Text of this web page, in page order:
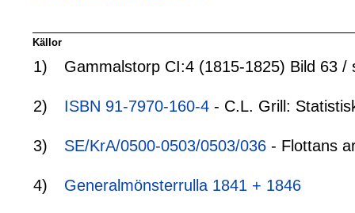
Källor
1) Gammalstorp CI:4 (1815-1825) Bild 63 /
2) ISBN 91-7970-160-4 - C.L. Grill:
3) SE/KrA/0500-0503/0503/036 - Flottans
4) Generalmönsterrulla 1841 + 1846